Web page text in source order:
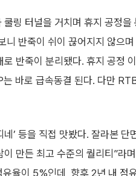
링 터널을 거치며 휴지 공정을
반죽이 쉬이 끊어지지 않으
반죽이 분리됐다. 휴지 공정
바로 급속동결 된다. 다만
’ 등을 직접 맛봤다. 잘라본 단
만든 최고 수준의 퀄리티”라
율이 5%인데, 향후 2년 내 점